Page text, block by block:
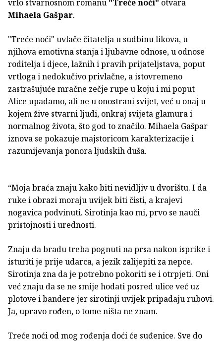
vrlo stvarnosnom romanu "Treće noći" otvara
Mihaela Gašpar.
"Treće noći" uvlače čitatelja u sudbinu likova, u
njihova emotivna stanja i ljubavne odnose, u odnose
roditelja i djece, lažnih i pravih prijateljstava, poput
vrtloga i nedokučivo privlačne, a istovremeno
zastrašujuće mračne zečje rupe u koju i mi poput
Alice upadamo, ali ne u onostrani svijet, već u onaj u
kojem žive stvarni ljudi, onkraj svijeta glamura i
normalnog života, što god to značilo. Mihaela Gašpar
iznova se pokazuje majstoricom karakterizacije i
razumijevanja ponora ljudskih duša.
“Moja braća znaju kako biti nevidljiv u dvorištu. I da
ruke i obrazi moraju uvijek biti čisti, a krajevi
nogavica podvinuti. Sirotinja kao mi, prvo se nauči
pristojnosti i urednosti.
Znaju da bradu treba pognuti na prsa nakon isprike i
isturiti je prije udarca, a jezik zalijepiti za nepce.
Sirotinja zna da je potrebno pokoriti se i otrpjeti. Oni
već znaju da se ne smije hodati posred ulice već uz
plotove i bandere jer sirotinji uvijek pripadaju rubovi.
Ja, upravo rođen, o tome ništa ne znam.
Treće noći od mog rođenja doći će suđenice. Sve do